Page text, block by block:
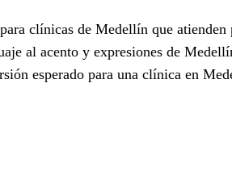
clínicas de Medellín que atienden
al acento y expresiones de
esperado para una clínica en